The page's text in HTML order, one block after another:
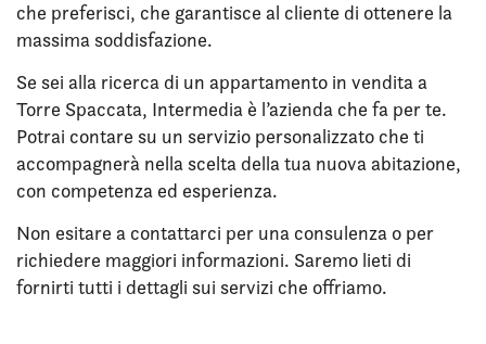
che preferisci, che garantisce al cliente di ottenere la
massima soddisfazione.
Se sei alla ricerca di un appartamento in vendita a
Torre Spaccata, Intermedia è l’azienda che fa per te.
Potrai contare su un servizio personalizzato che ti
accompagnerà nella scelta della tua nuova abitazione,
con competenza ed esperienza.
Non esitare a contattarci per una consulenza o per
richiedere maggiori informazioni. Saremo lieti di
fornirti tutti i dettagli sui servizi che offriamo.